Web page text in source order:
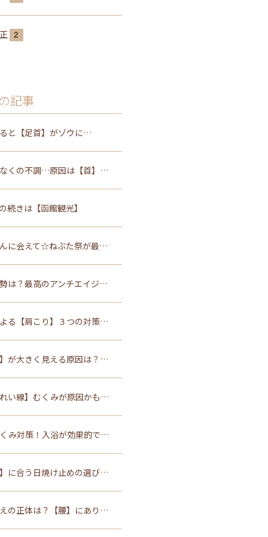
2
記事
と【足首】がゾウに…
くの不調…原因は【首】…
続きは【函館観光】
に会えて☆ねぶた祭が最…
は？最高のアンチエイジ…
る【肩こり】３つの対策…
が大きく見える原因は？…
い線】むくみが原因かも…
み対策！入浴が効果的で…
に合う日焼け止めの選び…
の正体は？【腰】にあり…